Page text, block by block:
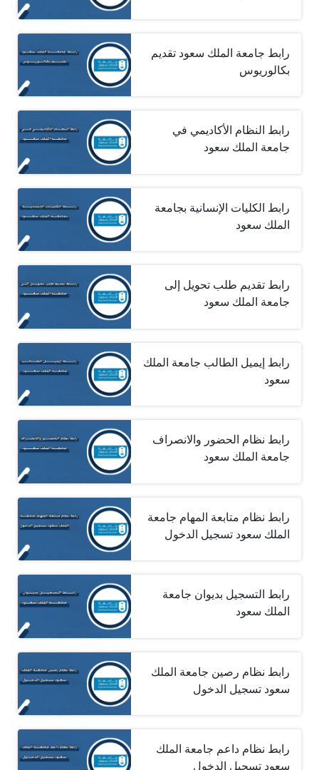
رابط جامعة الملك سعود تقديم
بكالوريوس
رابط النظام الأكاديمي في
جامعة الملك سعود‎
رابط الكليات الإنسانية بجامعة
الملك سعود
رابط تقديم طلب تحويل إلى
جامعة الملك سعود
رابط إيميل الطالب جامعة الملك
سعود
رابط نظام الحضور والانصراف
جامعة الملك سعود
رابط نظام متابعة المهام جامعة
الملك سعود تسجيل الدخول
رابط التسجيل بديوان جامعة
الملك سعود
رابط نظام رصين جامعة الملك
سعود تسجيل الدخول
رابط نظام داعم جامعة الملك
سعود تسجيل الدخول